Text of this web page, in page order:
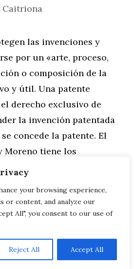
your browsing experience,
or content, and analyze our
All", you consent to our use of
Reject All Accept All
Caitriona
las invenciones y
por un «arte, proceso,
o composición de la
y útil. Una patente
derecho exclusivo de
la invención patentada
concede la patente. El
Moreno tiene los
DE PRIVACIDAD, COOKIES